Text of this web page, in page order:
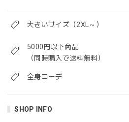
大きいサイズ（2XL～）
5000円以下商品
（同時購入で送料無料）
全身コーデ
SHOP INFO